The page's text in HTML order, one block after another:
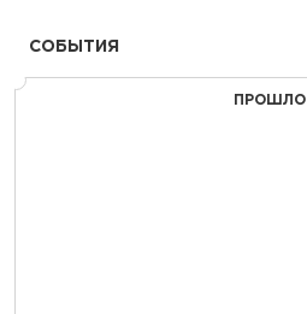
СОБЫТИЯ
ПРОШЛО